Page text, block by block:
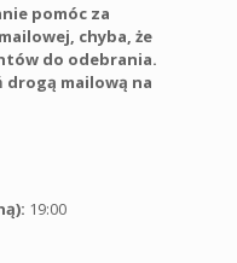
pomóc za
chyba, że
do odebrania.
drogą mailową na
19:00